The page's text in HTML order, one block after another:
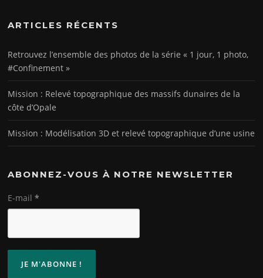
ARTICLES RÉCENTS
Retrouvez l’ensemble des photos de la série « 1 jour, 1 photo,
#Confinement »
Mission : Relevé topographique des massifs dunaires de la
côte d’Opale
Mission : Modélisation 3D et relevé topographique d’une usine
ABONNEZ-VOUS À NOTRE NEWSLETTER
E-mail*